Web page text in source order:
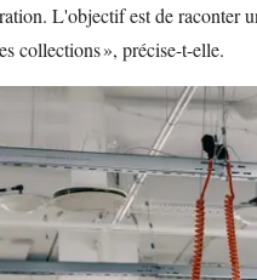
L'objectif est de raconter
collections », précise-t-elle.